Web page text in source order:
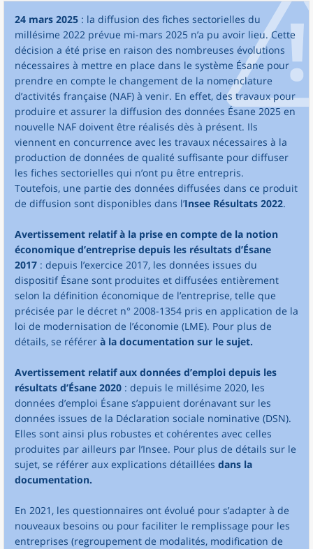
24 mars 2025 : la diffusion des fiches sectorielles du
millésime 2022 prévue mi-mars 2025 n’a pu avoir lieu. Cette
décision a été prise en raison des nombreuses évolutions
nécessaires à mettre en place dans le système Ésane pour
prendre en compte le changement de la nomenclature
d’activités française (NAF) à venir. En effet, des travaux pour
produire et assurer la diffusion des données Ésane 2025 en
nouvelle NAF doivent être réalisés dès à présent. Ils
viennent en concurrence avec les travaux nécessaires à la
production de données de qualité suffisante pour diffuser
les fiches sectorielles qui n’ont pu être entrepris.
Toutefois, une partie des données diffusées dans ce produit
de diffusion sont disponibles dans l’Insee Résultats 2022.
Avertissement relatif à la prise en compte de la notion
économique d’entreprise depuis les résultats d’Ésane
2017 : depuis l’exercice 2017, les données issues du
dispositif Ésane sont produites et diffusées entièrement
selon la définition économique de l’entreprise, telle que
précisée par le décret n° 2008-1354 pris en application de la
loi de modernisation de l’économie (LME). Pour plus de
détails, se référer à la documentation sur le sujet.
Avertissement relatif aux données d’emploi depuis les
résultats d’Ésane 2020 : depuis le millésime 2020, les
données d’emploi Ésane s’appuient dorénavant sur les
données issues de la Déclaration sociale nominative (DSN).
Elles sont ainsi plus robustes et cohérentes avec celles
produites par ailleurs par l’Insee. Pour plus de détails sur le
sujet, se référer aux explications détaillées dans la
documentation.
En 2021, les questionnaires ont évolué pour s’adapter à de
nouveaux besoins ou pour faciliter le remplissage pour les
entreprises (regroupement de modalités, modification de